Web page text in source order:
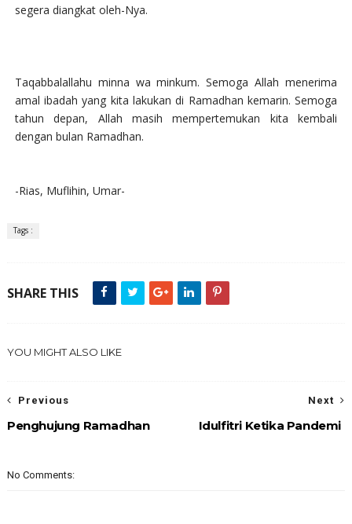
segera diangkat oleh-Nya.
Taqabbalallahu minna wa minkum. Semoga Allah menerima
amal ibadah yang kita lakukan di Ramadhan kemarin. Semoga
tahun depan, Allah masih mempertemukan kita kembali
dengan bulan Ramadhan.
-Rias, Muflihin, Umar-
Tags :
SHARE THIS
YOU MIGHT ALSO LIKE
Next
Idulfitri Ketika Pandemi
Previous
Penghujung Ramadhan
No Comments: